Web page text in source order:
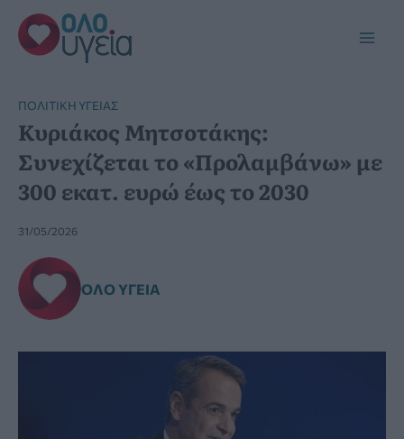
Μετάβαση
στο
περιεχόμενο
ΠΟΛΙΤΙΚΉ ΥΓΕΊΑΣ
Κυριάκος Μητσοτάκης:
Συνεχίζεται το «Προλαμβάνω» με
300 εκατ. ευρώ έως το 2030
31/05/2026
ΌΛΟ ΥΓΕΊΑ